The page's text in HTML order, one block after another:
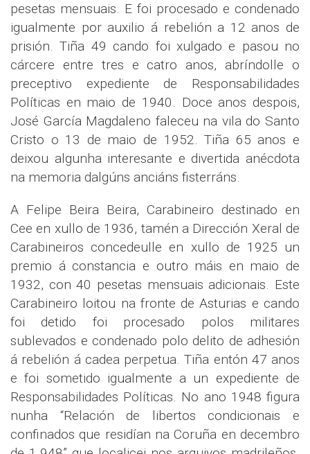
pesetas mensuais. E foi procesado e condenado
igualmente por auxilio á rebelión a 12 anos de
prisión. Tiña 49 cando foi xulgado e pasou no
cárcere entre tres e catro anos, abríndolle o
preceptivo expediente de Responsabilidades
Políticas en maio de 1940. Doce anos despois,
José García Magdaleno faleceu na vila do Santo
Cristo o 13 de maio de 1952. Tiña 65 anos e
deixou algunha interesante e divertida anécdota
na memoria dalgúns anciáns fisterráns.
A Felipe Beira Beira, Carabineiro destinado en
Cee en xullo de 1936, tamén a Dirección Xeral de
Carabineiros concedeulle en xullo de 1925 un
premio á constancia e outro máis en maio de
1932, con 40 pesetas mensuais adicionais. Este
Carabineiro loitou na fronte de Asturias e cando
foi detido foi procesado polos militares
sublevados e condenado polo delito de adhesión
á rebelión á cadea perpetua. Tiña entón 47 anos
e foi sometido igualmente a un expediente de
Responsabilidades Políticas. No ano 1948 figura
nunha “Relación de libertos condicionais e
confinados que residían na Coruña en decembro